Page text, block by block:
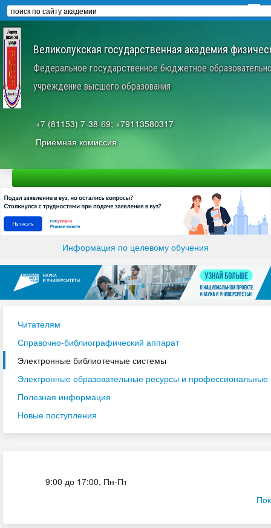
Великолукская государственная академия
Федеральное государственное бюджетное
учреждение высшего образования
+7 (81153) 7-38-69; +79113580317
Приёмная комиссия
Информация по целевому обучения
Читателям
Справочно-библиографический аппарат
Электронные библиотечные системы
Электронные образовательные ресурсы и
Полезная информация
Новые поступления
9:00 до 17:00, Пн-Пт